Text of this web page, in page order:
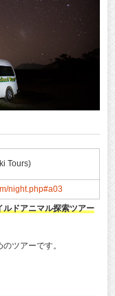
Tours)
night.php#a03
ドアニマル探索ツアー
ツアーです。